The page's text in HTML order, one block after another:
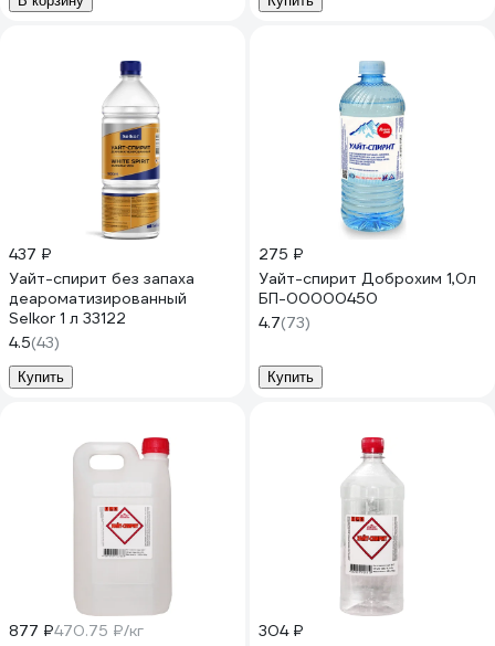
437 ₽
Уайт-спирит без запаха
деароматизированный
Selkor 1 л 33122
4.5(43)
Купить
275 ₽
Уайт-спирит Доброхим 1,0л
БП-00000450
4.7(73)
Купить
877 ₽470.75 ₽/кг
304 ₽